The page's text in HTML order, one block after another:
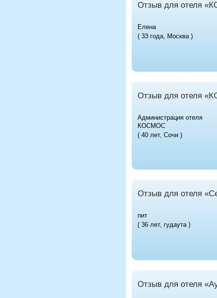
Отзыв для отеля
Елена
( 33 года, Москва )
Отзыв для отеля
Администрация отеля
КОСМОС
( 40 лет, Сочи )
Отзыв для отеля
пит
( 36 лет, гудаута )
Отзыв для отеля